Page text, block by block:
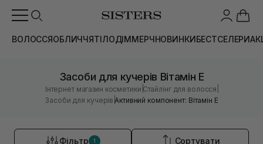
ВОЛОССЯОБЛИЧЧЯТІЛОДІММЕРЧНОВИНКИБЕСТСЕЛЕРИ
Засоби для кучерів Вітамін Е
Інтернет магазин косметики |Стайлінг для волосся
Засоби для кучерів |Активний компонент: Вітамін Е
Фільтр 1 Сортувати